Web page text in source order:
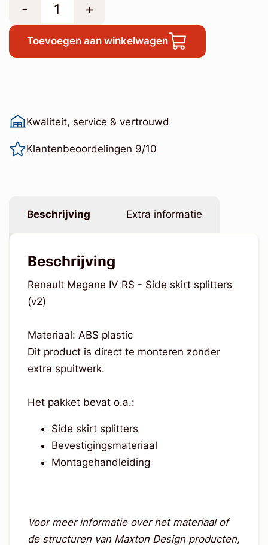
- +
Toevoegen aan winkelwagen
Kwaliteit, service & vertrouwd
Klantenbeoordelingen 9/10
Beschrijving Extra informatie
Beschrijving
Renault Megane IV RS - Side skirt splitters
(v2)
Materiaal: ABS plastic
Dit product is direct te monteren zonder
extra spuitwerk.
Het pakket bevat o.a.:
Side skirt splitters
Bevestigingsmateriaal
Montagehandleiding
Voor meer informatie over het materiaal of
de structuren van Maxton Design producten,